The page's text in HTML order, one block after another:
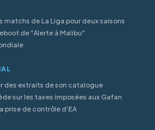
matchs de La Liga pour deux saisons
de "Alerte à Malibu"
des extraits de son catalogue
sur les taxes imposées aux Gafan
prise de contrôle d’EA